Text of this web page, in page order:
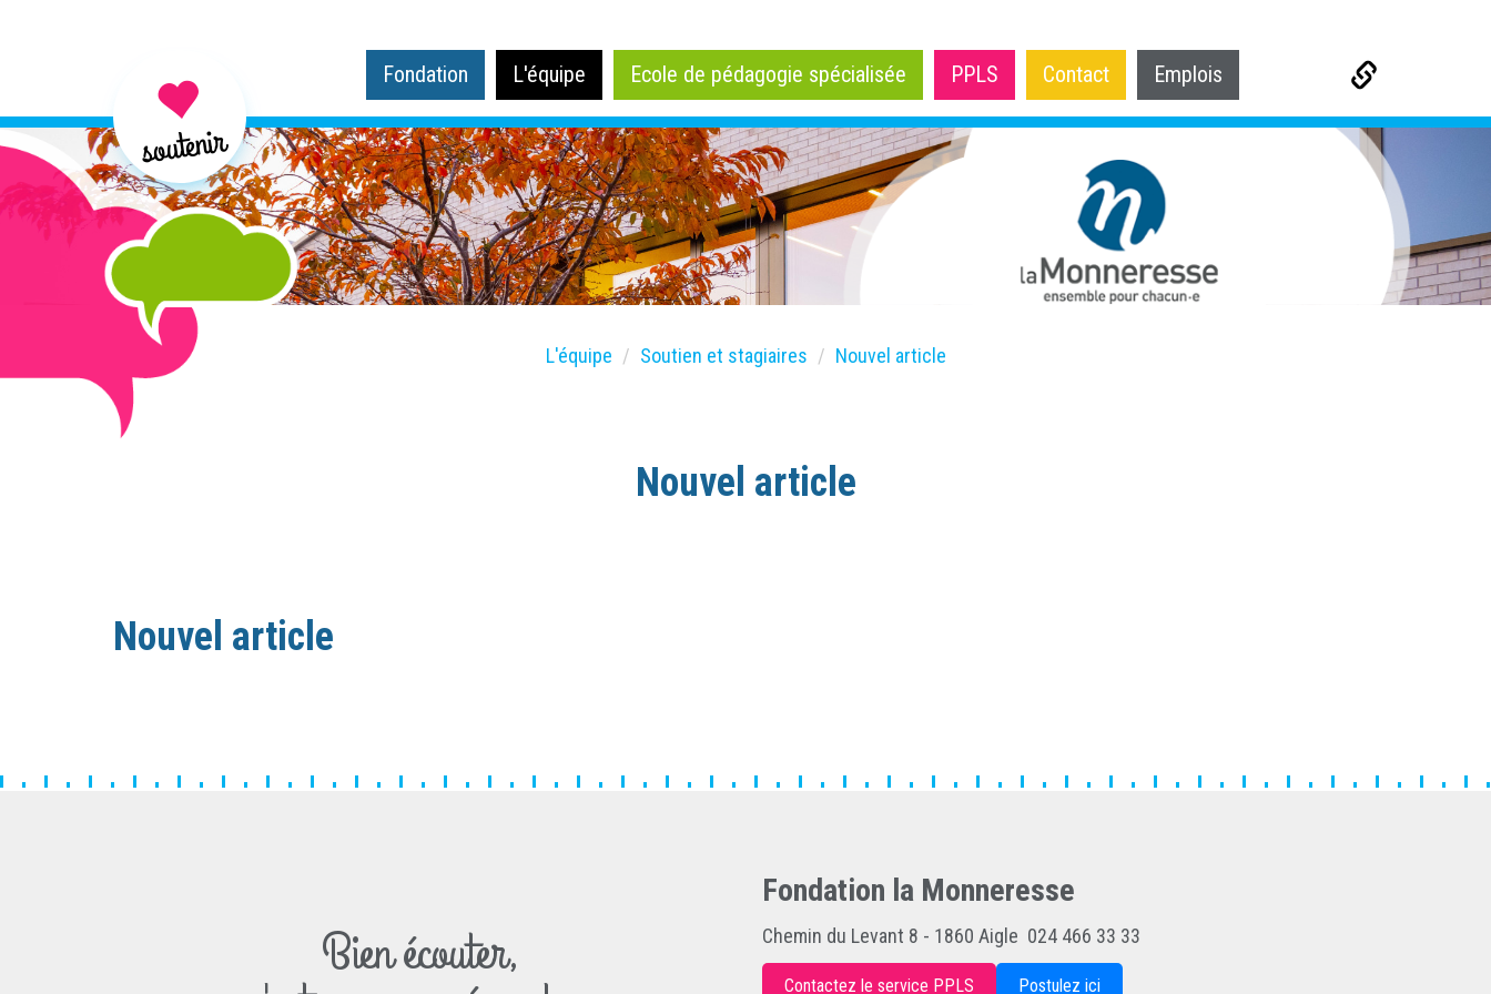
soutenir
Fondation L'équipe Ecole de pédagogie spécialisée PPLS Contact Emplois
L'équipe Soutien et stagiaires Nouvel article
Nouvel article
Nouvel article
Bien écouter,
Fondation la Monneresse
Chemin du Levant 8 - 1860 Aigle 024 466 33 33
Contactez le service PPLS Postulez ici